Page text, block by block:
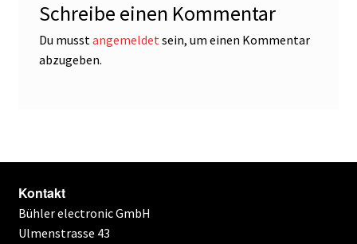
Schreibe einen Kommentar
Du musstangemeldetsein, um einen Kommentar
abzugeben.
Kontakt
Bühler electronic GmbH
Ulmenstrasse 43